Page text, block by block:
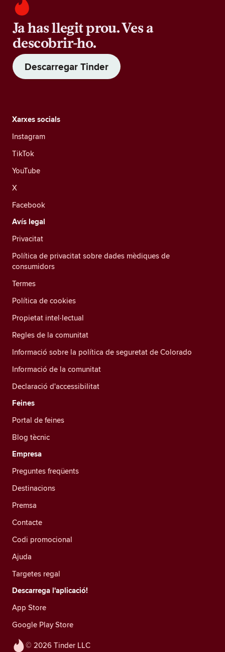
Ja has llegit prou. Ves a
descobrir-ho.
Descarregar Tinder
© 2026 Tinder LLC
Xarxes socials
Instagram
TikTok
YouTube
X
Facebook
Avís legal
Privacitat
Política de privacitat sobre dades mèdiques de
consumidors
Termes
Política de cookies
Propietat intel·lectual
Regles de la comunitat
Informació sobre la política de seguretat de Colorado
Informació de la comunitat
Declaració d'accessibilitat
Feines
Portal de feines
Blog tècnic
Empresa
Preguntes freqüents
Destinacions
Premsa
Contacte
Codi promocional
Ajuda
Targetes regal
Descarrega l'aplicació!
App Store
Google Play Store